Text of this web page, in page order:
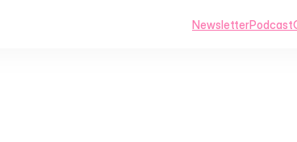
NewsletterPodcast